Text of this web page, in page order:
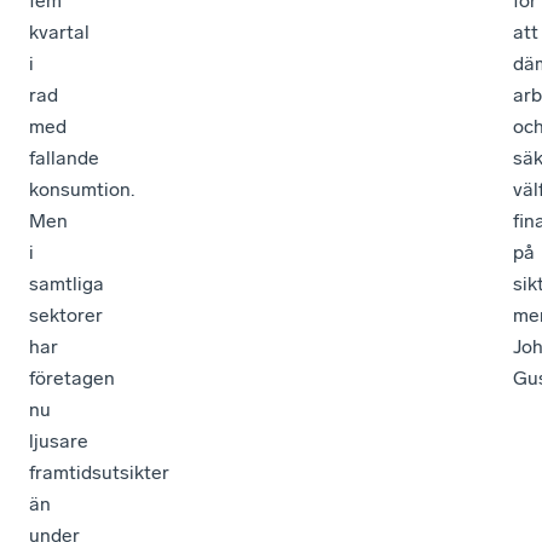
kvartal
i
rad
med
fallande
konsumtion.
Men
i
samtliga
sektorer
har
företagen
nu
ljusare
framtidsutsikter
än
under
att
på